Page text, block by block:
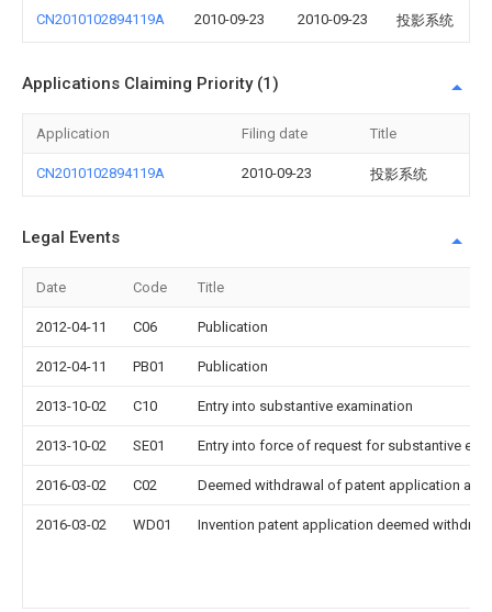
CN2010102894119A 2010-09-23 2010-09-23 投影系统
Applications Claiming Priority (1)
Application Filing date Title
CN2010102894119A 2010-09-23 投影系统
Legal Events
Date Code Title
2012-04-11 C06 Publication
2012-04-11 PB01 Publication
2013-10-02 C10 Entry into substantive examination
2013-10-02 SE01 Entry into force of request for substantive
2016-03-02 C02 Deemed withdrawal of patent application
2016-03-02 WD01 Invention patent application deemed